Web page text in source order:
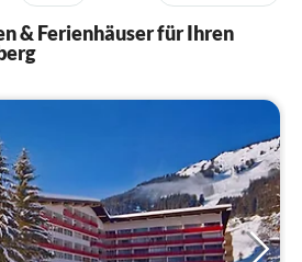
& Ferienhäuser für Ihren